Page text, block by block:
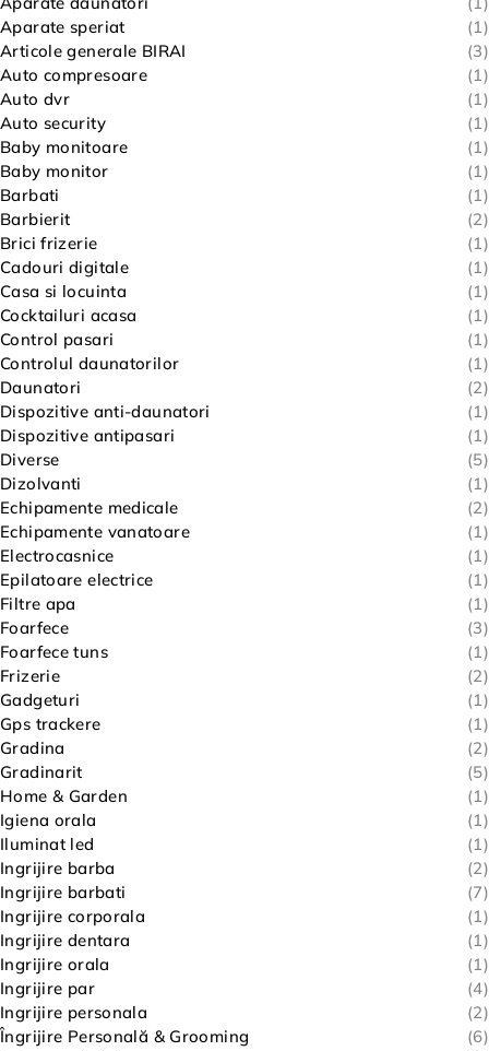
Aparate speriat
(1)
Articole generale BIRAI
(3)
Auto compresoare
(1)
Auto dvr
(1)
Auto security
(1)
Baby monitoare
(1)
Baby monitor
(1)
Barbati
(1)
Barbierit
(2)
Brici frizerie
(1)
Cadouri digitale
(1)
Casa si locuinta
(1)
Cocktailuri acasa
(1)
Control pasari
(1)
Controlul daunatorilor
(1)
Daunatori
(2)
Dispozitive anti-daunatori
(1)
Dispozitive antipasari
(1)
Diverse
(5)
Dizolvanti
(1)
Echipamente medicale
(2)
Echipamente vanatoare
(1)
Electrocasnice
(1)
Epilatoare electrice
(1)
Filtre apa
(1)
Foarfece
(3)
Foarfece tuns
(1)
Frizerie
(2)
Gadgeturi
(1)
Gps trackere
(1)
Gradina
(2)
Gradinarit
(5)
Home & Garden
(1)
Igiena orala
(1)
Iluminat led
(1)
Ingrijire barba
(2)
Ingrijire barbati
(7)
Ingrijire corporala
(1)
Ingrijire dentara
(1)
Ingrijire orala
(1)
Ingrijire par
(4)
Ingrijire personala
(2)
Îngrijire Personală & Grooming
(6)